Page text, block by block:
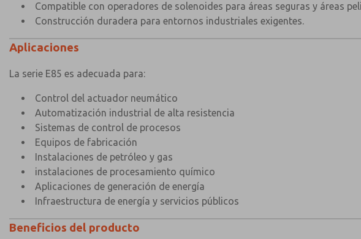
Compatible con operadores de solenoides para áreas seguras y áreas
Construcción duradera para entornos industriales exigentes.
Aplicaciones
La serie E85 es adecuada para:
Control del actuador neumático
Automatización industrial de alta resistencia
Sistemas de control de procesos
Equipos de fabricación
Instalaciones de petróleo y gas
instalaciones de procesamiento químico
Aplicaciones de generación de energía
Infraestructura de energía y servicios públicos
Beneficios del producto